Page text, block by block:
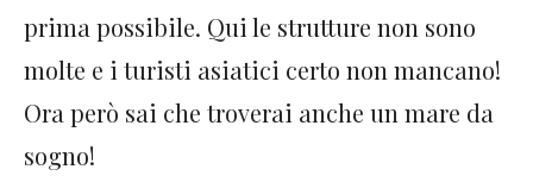
prima possibile. Qui le strutture non sono
molte e i turisti asiatici certo non mancano!
Ora però sai che troverai anche un mare da
sogno!